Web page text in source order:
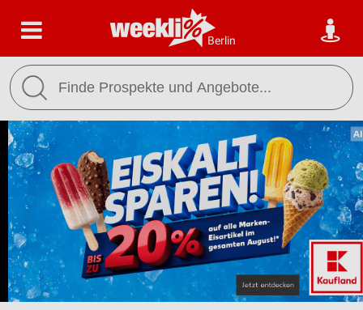
Berlin